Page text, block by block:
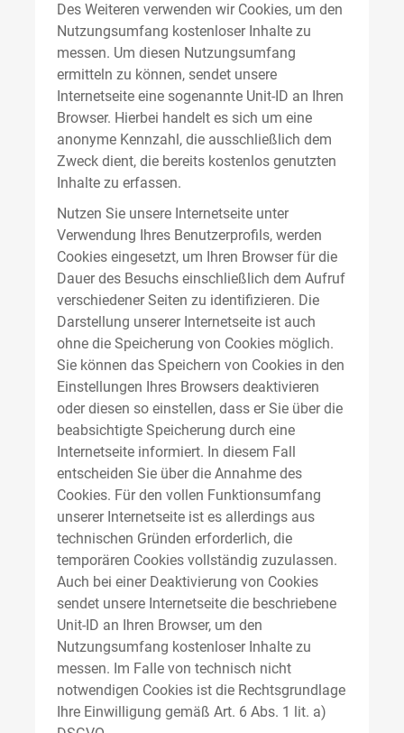
Des Weiteren verwenden wir Cookies, um den
Nutzungsumfang kostenloser Inhalte zu
messen. Um diesen Nutzungsumfang
ermitteln zu können, sendet unsere
Internetseite eine sogenannte Unit-ID an Ihren
Browser. Hierbei handelt es sich um eine
anonyme Kennzahl, die ausschließlich dem
Zweck dient, die bereits kostenlos genutzten
Inhalte zu erfassen.
Nutzen Sie unsere Internetseite unter
Verwendung Ihres Benutzerprofils, werden
Cookies eingesetzt, um Ihren Browser für die
Dauer des Besuchs einschließlich dem Aufruf
verschiedener Seiten zu identifizieren. Die
Darstellung unserer Internetseite ist auch
ohne die Speicherung von Cookies möglich.
Sie können das Speichern von Cookies in den
Einstellungen Ihres Browsers deaktivieren
oder diesen so einstellen, dass er Sie über die
beabsichtigte Speicherung durch eine
Internetseite informiert. In diesem Fall
entscheiden Sie über die Annahme des
Cookies. Für den vollen Funktionsumfang
unserer Internetseite ist es allerdings aus
technischen Gründen erforderlich, die
temporären Cookies vollständig zuzulassen.
Auch bei einer Deaktivierung von Cookies
sendet unsere Internetseite die beschriebene
Unit-ID an Ihren Browser, um den
Nutzungsumfang kostenloser Inhalte zu
messen. Im Falle von technisch nicht
notwendigen Cookies ist die Rechtsgrundlage
Ihre Einwilligung gemäß Art. 6 Abs. 1 lit. a)